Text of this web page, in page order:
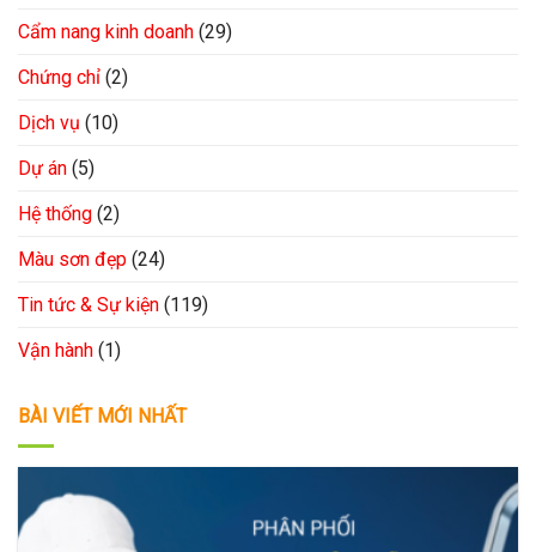
Cẩm nang kinh doanh (29)
Chứng chỉ (2)
Dịch vụ (10)
Dự án (5)
Hệ thống (2)
Màu sơn đẹp (24)
Tin tức & Sự kiện (119)
Vận hành (1)
BÀI VIẾT MỚI NHẤT